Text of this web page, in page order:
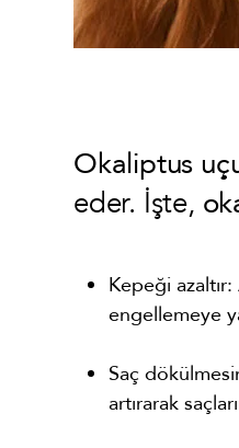
Okaliptus
eder. İşte,
Kepeği
engellemeye
Saç
artırarak